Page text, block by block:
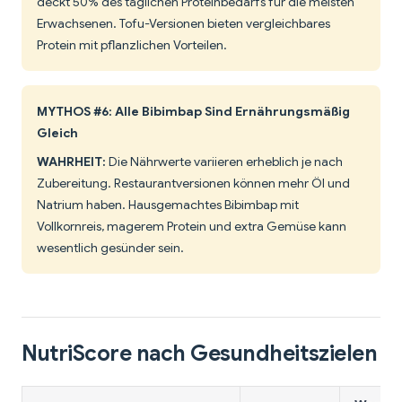
Erwachsenen. Tofu-Versionen bieten vergleichbares
Protein mit pflanzlichen Vorteilen.
MYTHOS #6: Alle Bibimbap Sind Ernährungsmäßig
Gleich
WAHRHEIT: Die Nährwerte variieren erheblich je nach
Zubereitung. Restaurantversionen können mehr Öl und
Natrium haben. Hausgemachtes Bibimbap mit
Vollkornreis, magerem Protein und extra Gemüse kann
wesentlich gesünder sein.
NutriScore nach Gesundheitszielen